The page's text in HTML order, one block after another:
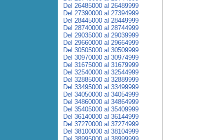
Del 26485000 al 26489999
Del 27390000 al 27394999
Del 28445000 al 28449999
Del 28740000 al 28744999
Del 29035000 al 29039999
Del 29660000 al 29664999
Del 30505000 al 30509999
Del 30970000 al 30974999
Del 31675000 al 31679999
Del 32540000 al 32544999
Del 32885000 al 32889999
Del 33495000 al 33499999
Del 34050000 al 34054999
Del 34860000 al 34864999
Del 35405000 al 35409999
Del 36140000 al 36144999
Del 37270000 al 37274999
Del 38100000 al 38104999